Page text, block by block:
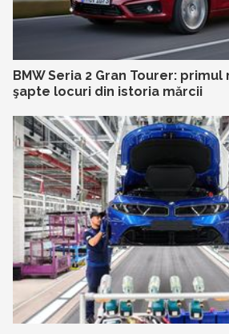
BMW Seria 2 Gran Tourer:
şapte locuri din istoria mărcii